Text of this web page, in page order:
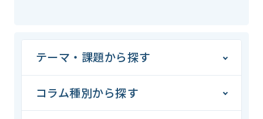
テーマ・課題から探す
コラム種別から探す